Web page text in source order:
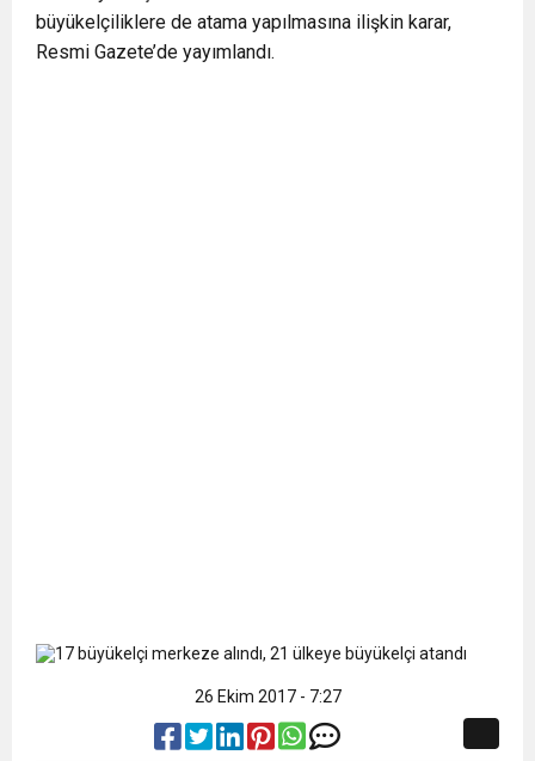
büyükelçiliklere de atama yapılmasına ilişkin karar,
Resmi Gazete’de yayımlandı.
26 Ekim 2017 - 7:27